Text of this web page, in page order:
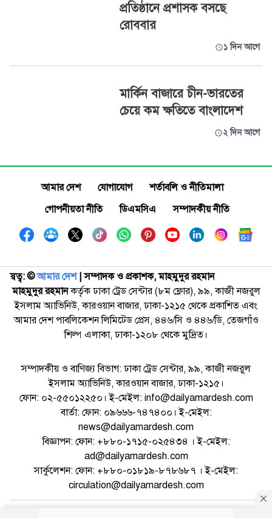
প্রতিষ্ঠানে প্রশাসক বসছে
রোববার
১ দিন আগে
মার্কিন বাজারে চীন-ভারতের
চেয়ে কম ক্ষতিতে বাংলাদেশ
২ দিন আগে
আমার দেশ যোগাযোগ
শর্তাবলি ও নীতিমালা
গোপনীয়তা নীতি
ডিএমসিএ সম্পাদকীয় নীতি
স্বত্ব: ©️আমার দেশ| সম্পাদক ও প্রকাশক, মাহমুদুর রহমান
মাহমুদুর রহমানকর্তৃক ঢাকা ট্রেড সেন্টার (৮ম ফ্লোর), ৯৯, কাজী নজরুল
ইসলাম অ্যাভিনিউ, কারওয়ান বাজার, ঢাকা-১২১৫ থেকে প্রকাশিত এবং
আমার দেশ পাবলিকেশন লিমিটেড প্রেস, ৪৪৬/সি ও ৪৪৬/ডি, তেজগাঁও
শিল্প এলাকা, ঢাকা-১২০৮ থেকে মুদ্রিত।
সম্পাদকীয় ও বাণিজ্য বিভাগ: ঢাকা ট্রেড সেন্টার, ৯৯, কাজী নজরুল
ইসলাম অ্যাভিনিউ, কারওয়ান বাজার, ঢাকা-১২১৫।
ফোন: ০২-৫৫০১২২৫০। ই-মেইল: info@dailyamardesh.com
বার্তা: ফোন: ০৯৬৬৬-৭৪৭৪০০। ই-মেইল:
news@dailyamardesh.com
বিজ্ঞাপন: ফোন: +৮৮০-১৭১৫-০২৫৪৩৪ । ই-মেইল:
ad@dailyamardesh.com
সার্কুলেশন: ফোন: +৮৮০-০১৮১৯-৮৭৮৬৮৭ । ই-মেইল:
circulation@dailyamardesh.com